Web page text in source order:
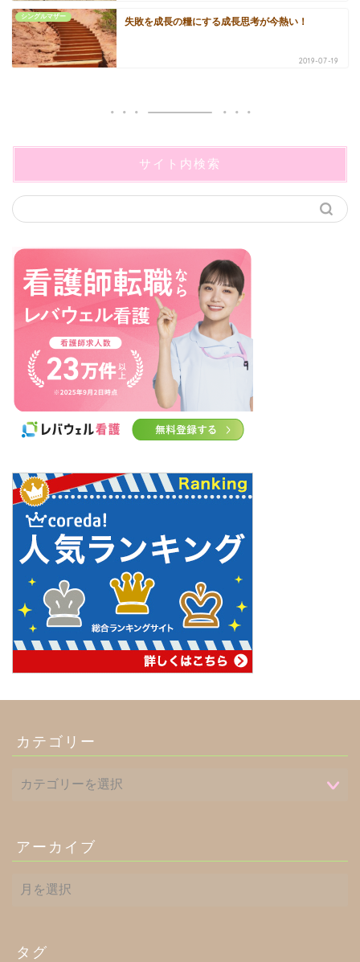
シングルマザー 失敗を成長の糧にする成長思考が今熱い！
2019-07-19
サイト内検索
カテゴリー
アーカイブ
ー
ブ
タグ